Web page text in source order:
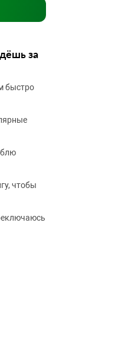
за
быстро
чтобы